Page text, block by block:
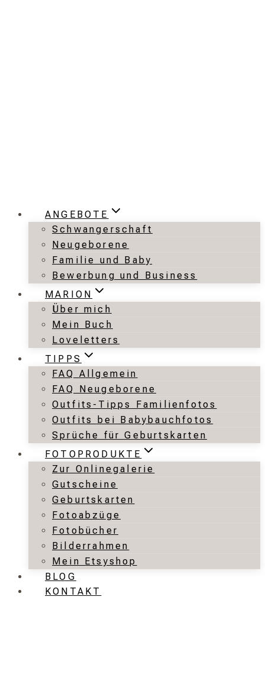
ANGEBOTE
Schwangerschaft
Neugeborene
Familie und Baby
Bewerbung und Business
MARION
Über mich
Mein Buch
Loveletters
TIPPS
FAQ Allgemein
FAQ Neugeborene
Outfits-Tipps Familienfotos
Outfits bei Babybauchfotos
Sprüche für Geburtskarten
FOTOPRODUKTE
Zur Onlinegalerie
Gutscheine
Geburtskarten
Fotoabzüge
Fotobücher
Bilderrahmen
Mein Etsyshop
BLOG
KONTAKT